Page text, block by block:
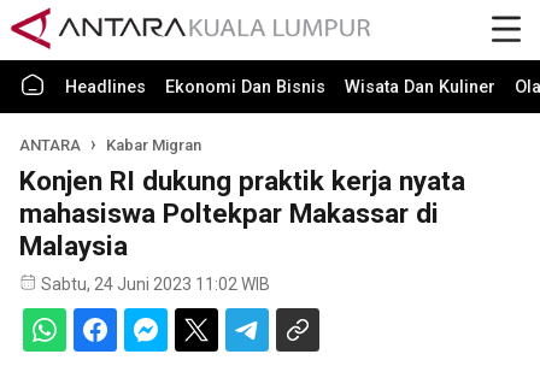
Headlines Ekonomi Dan Bisnis Wisata Dan Kuliner
ANTARA Kabar Migran
Konjen RI dukung praktik kerja nyata
mahasiswa Poltekpar Makassar di
Malaysia
Sabtu, 24 Juni 2023 11:02 WIB